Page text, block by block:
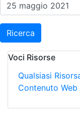
Ricerca
Voci Risorse
Qualsiasi
Contenuto Web